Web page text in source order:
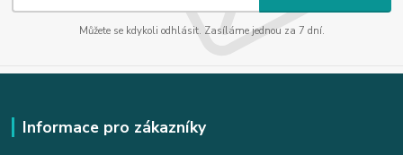
Můžete se kdykoli odhlásit. Zasíláme jednou za 7 dní.
Informace pro zákazníky